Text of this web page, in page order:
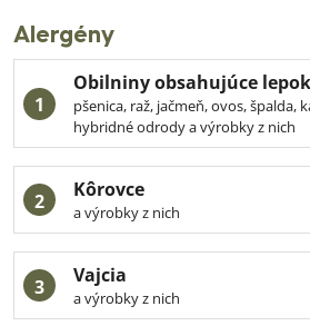
Alergény
1
Obilniny obsahujúce lepok
pšenica, raž, jačmeň, ovos, špalda,
hybridné odrody a výrobky z nich
2 Kôrovce
a výrobky z nich
3 Vajcia
a výrobky z nich